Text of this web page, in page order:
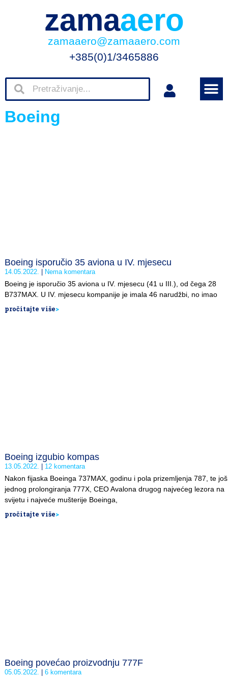
zamaaero
zamaaero@zamaaero.com
+385(0)1/3465886
Boeing
Boeing isporučio 35 aviona u IV. mjesecu
14.05.2022. Nema komentara
Boeing je isporučio 35 aviona u IV. mjesecu (41 u III.), od čega 28
B737MAX. U IV. mjesecu kompanije je imala 46 narudžbi, no imao
pročitajte više>
Boeing izgubio kompas
13.05.2022. 12 komentara
Nakon fijaska Boeinga 737MAX, godinu i pola prizemljenja 787, te još
jednog prolongiranja 777X, CEO Avalona drugog najvećeg lezora na
svijetu i najveće mušterije Boeinga,
pročitajte više>
Boeing povećao proizvodnju 777F
05.05.2022. 6 komentara